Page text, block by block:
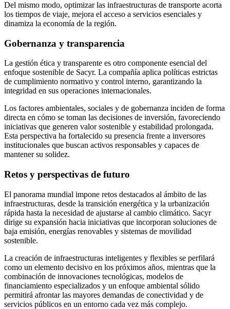
Del mismo modo, optimizar las infraestructuras de transporte acorta
los tiempos de viaje, mejora el acceso a servicios esenciales y
dinamiza la economía de la región.
Gobernanza y transparencia
La gestión ética y transparente es otro componente esencial del
enfoque sostenible de Sacyr. La compañía aplica políticas estrictas
de cumplimiento normativo y control interno, garantizando la
integridad en sus operaciones internacionales.
Los factores ambientales, sociales y de gobernanza inciden de forma
directa en cómo se toman las decisiones de inversión, favoreciendo
iniciativas que generen valor sostenible y estabilidad prolongada.
Esta perspectiva ha fortalecido su presencia frente a inversores
institucionales que buscan activos responsables y capaces de
mantener su solidez.
Retos y perspectivas de futuro
El panorama mundial impone retos destacados al ámbito de las
infraestructuras, desde la transición energética y la urbanización
rápida hasta la necesidad de ajustarse al cambio climático. Sacyr
dirige su expansión hacia iniciativas que incorporan soluciones de
baja emisión, energías renovables y sistemas de movilidad
sostenible.
La creación de infraestructuras inteligentes y flexibles se perfilará
como un elemento decisivo en los próximos años, mientras que la
combinación de innovaciones tecnológicas, modelos de
financiamiento especializados y un enfoque ambiental sólido
permitirá afrontar las mayores demandas de conectividad y de
servicios públicos en un entorno cada vez más complejo.